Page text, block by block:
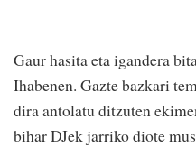
Gaur hasita eta igandera
Ihabenen. Gazte bazkari
dira antolatu ditzuten
bihar DJek jarriko diote